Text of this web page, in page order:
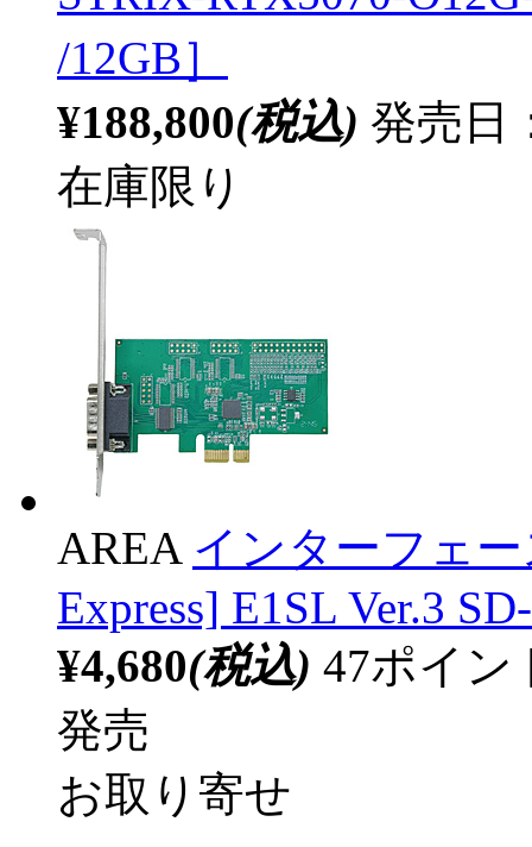
/12GB］
¥188,800(税込) 発売日
在庫限り
AREA インターフェー
Express] E1SL Ver.3
¥4,680(税込) 47ポイ
発売
お取り寄せ